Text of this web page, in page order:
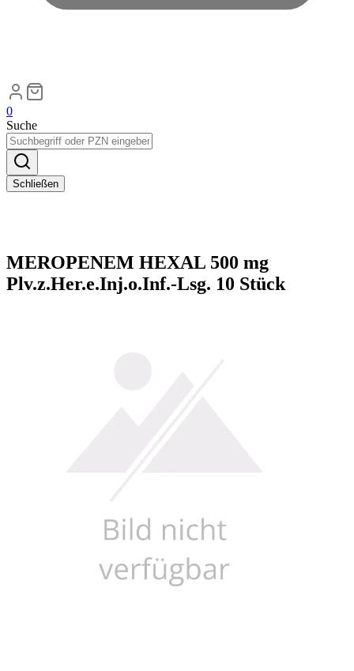
0
Suche
Schließen
MEROPENEM HEXAL 500 mg
Plv.z.Her.e.Inj.o.Inf.-Lsg. 10 Stück